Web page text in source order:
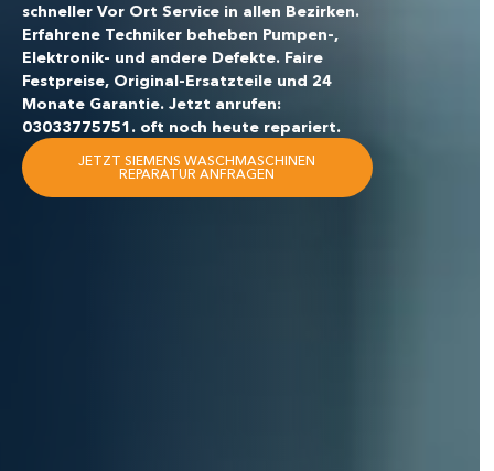
schneller Vor Ort Service in allen Bezirken.
Erfahrene Techniker beheben Pumpen-,
Elektronik- und andere Defekte. Faire
Festpreise, Original-Ersatzteile und 24
Monate Garantie. Jetzt anrufen:
03033775751. oft noch heute repariert.
JETZT SIEMENS WASCHMASCHINEN
REPARATUR ANFRAGEN